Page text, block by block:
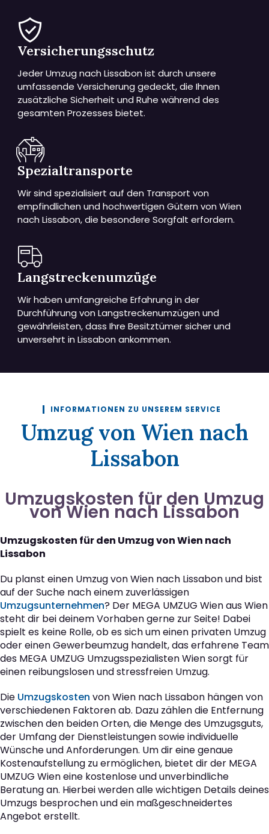
Versicherungsschutz
Jeder Umzug nach Lissabon ist durch unsere
umfassende Versicherung gedeckt, die Ihnen
zusätzliche Sicherheit und Ruhe während des
gesamten Prozesses bietet.
Spezialtransporte
Wir sind spezialisiert auf den Transport von
empfindlichen und hochwertigen Gütern von Wien
nach Lissabon, die besondere Sorgfalt erfordern.
Langstreckenumzüge
Wir haben umfangreiche Erfahrung in der
Durchführung von Langstreckenumzügen und
gewährleisten, dass Ihre Besitztümer sicher und
unversehrt in Lissabon ankommen.
INFORMATIONEN ZU UNSEREM SERVICE
Umzug von Wien nach
Lissabon
Umzugskosten für den Umzug
von Wien nach Lissabon
Umzugskosten für den Umzug von Wien nach
Lissabon
Du planst einen Umzug von Wien nach Lissabon und bist
auf der Suche nach einem zuverlässigen
Umzugsunternehmen? Der MEGA UMZUG Wien aus Wien
steht dir bei deinem Vorhaben gerne zur Seite! Dabei
spielt es keine Rolle, ob es sich um einen privaten Umzug
oder einen Gewerbeumzug handelt, das erfahrene Team
des MEGA UMZUG Umzugsspezialisten Wien sorgt für
einen reibungslosen und stressfreien Umzug.
Die Umzugskosten von Wien nach Lissabon hängen von
verschiedenen Faktoren ab. Dazu zählen die Entfernung
zwischen den beiden Orten, die Menge des Umzugsguts,
der Umfang der Dienstleistungen sowie individuelle
Wünsche und Anforderungen. Um dir eine genaue
Kostenaufstellung zu ermöglichen, bietet dir der MEGA
UMZUG Wien eine kostenlose und unverbindliche
Beratung an. Hierbei werden alle wichtigen Details deines
Umzugs besprochen und ein maßgeschneidertes
Angebot erstellt.